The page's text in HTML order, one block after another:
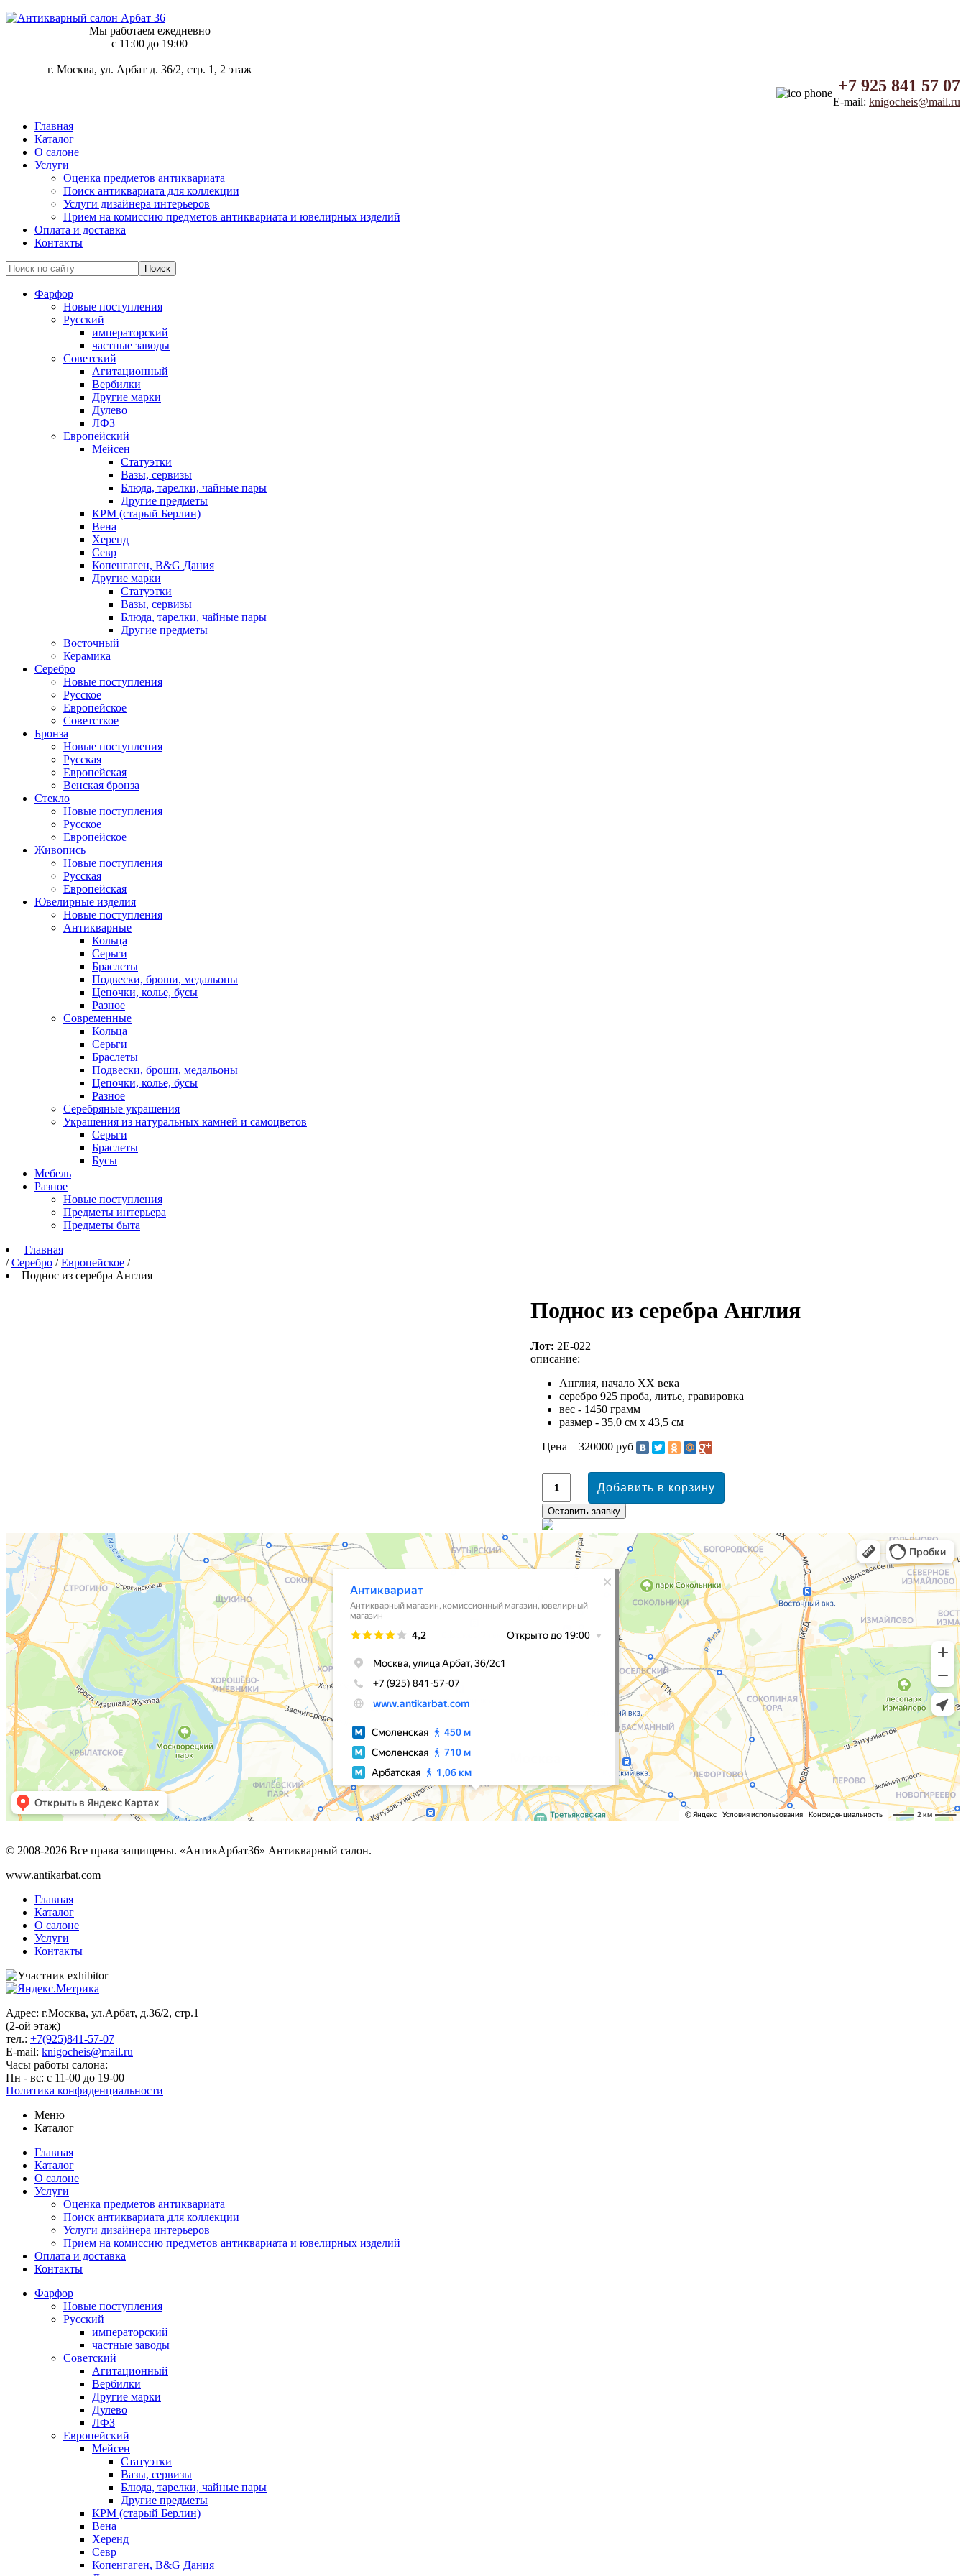
Мы работаем ежедневно
c 11:00 до 19:00
г. Москва, ул. Арбат д. 36/2, стр. 1, 2 этаж
+7 925 841 57 07
E-mail: knigocheis@mail.ru
Главная
Каталог
О салоне
Услуги
Оценка предметов антиквариата
Поиск антиквариата для коллекции
Услуги дизайнера интерьеров
Прием на комиссию предметов антиквариата и ювелирных изделий
Оплата и доставка
Контакты
Фарфор
Новые поступления
Русский
императорский
частные заводы
Советский
Агитационный
Вербилки
Другие марки
Дулево
ЛФЗ
Европейский
Мейсен
Статуэтки
Вазы, сервизы
Блюда, тарелки, чайные пары
Другие предметы
КРМ (старый Берлин)
Вена
Херенд
Севр
Копенгаген, B&G Дания
Другие марки
Статуэтки
Вазы, сервизы
Блюда, тарелки, чайные пары
Другие предметы
Восточный
Керамика
Серебро
Новые поступления
Русское
Европейское
Советсткое
Бронза
Новые поступления
Русская
Европейская
Венская бронза
Стекло
Новые поступления
Русское
Европейское
Живопись
Новые поступления
Русская
Европейская
Ювелирные изделия
Новые поступления
Антикварные
Кольца
Серьги
Браслеты
Подвески, броши, медальоны
Цепочки, колье, бусы
Разное
Современные
Кольца
Серьги
Браслеты
Подвески, броши, медальоны
Цепочки, колье, бусы
Разное
Серебряные украшения
Украшения из натуральных камней и самоцветов
Серьги
Браслеты
Бусы
Мебель
Разное
Новые поступления
Предметы интерьера
Предметы быта
Главная
/ Серебро / Европейское /
Поднос из серебра Англия
Поднос из серебра Англия
Лот: 2Е-022
описание:
Англия, начало XX века
серебро 925 проба, литье, гравировка
вес - 1450 грамм
размер - 35,0 см х 43,5 см
Цена
320000 руб
© 2008-2026 Все права защищены. «АнтикАрбат36» Антикварный салон.
www.antikarbat.com
Главная
Каталог
О салоне
Услуги
Контакты
Адрес: г.Москва, ул.Арбат, д.36/2, стр.1
(2-ой этаж)
тел.: +7(925)841-57-07
E-mail: knigocheis@mail.ru
Часы работы салона:
Пн - вс: с 11-00 до 19-00
Политика конфиденциальности
Меню
Каталог
Главная
Каталог
О салоне
Услуги
Оценка предметов антиквариата
Поиск антиквариата для коллекции
Услуги дизайнера интерьеров
Прием на комиссию предметов антиквариата и ювелирных изделий
Оплата и доставка
Контакты
Фарфор
Новые поступления
Русский
императорский
частные заводы
Советский
Агитационный
Вербилки
Другие марки
Дулево
ЛФЗ
Европейский
Мейсен
Статуэтки
Вазы, сервизы
Блюда, тарелки, чайные пары
Другие предметы
КРМ (старый Берлин)
Вена
Херенд
Севр
Копенгаген, B&G Дания